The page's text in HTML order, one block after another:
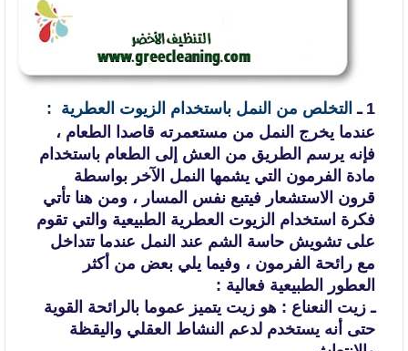
1 ـ
التخلص من النمل باستخدام الزيوت العطرية :
عندما يخرج النمل من مستعمرته قاصدا الطعام ،
فإنه يرسم الطريق من العش إلى الطعام باستخدام
مادة الفرمون التي يشمها النمل الآخر بواسطة
قرون الاستشعار فيتبع نفس المسار ، ومن هنا تأتي
فكرة استخدام الزيوت العطرية الطبيعية والتي تقوم
على تشويش حاسة الشم عند النمل عندما تتداخل
مع رائحة الفرمون ، وفيما يلي بعض من أكثر
العطور الطبيعية فعالية :
ـ زيت النعناع : هو زيت يتميز عموما بالرائحة القوية
حتى أنه يستخدم لدعم النشاط العقلي واليقظة